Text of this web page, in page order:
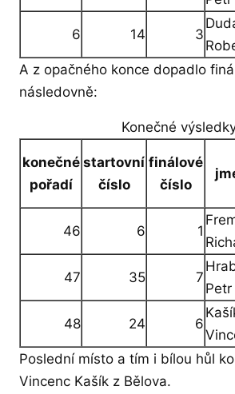
6 14 3
A z opačného konce dopadlo
následovně:
Konečné
konečné
pořadí
startovní
číslo
finálové
číslo
46 6 1
47 35 7
Petr
48 24 6
Poslední místo a tím i bílou hůl
Vincenc Kašík z Bělova.